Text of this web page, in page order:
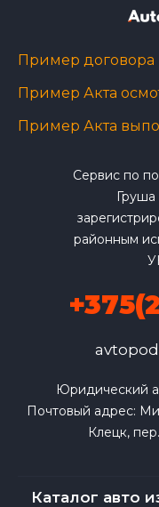
Пример договора
Пример Акта
Пример Акта
Сервис по
районным
Юридический
Почтовый адрес:
Клецк,
Каталог авто